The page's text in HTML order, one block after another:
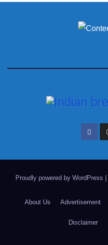
Proudly powered by WordPress
About Us Advertisement
Disclaimer